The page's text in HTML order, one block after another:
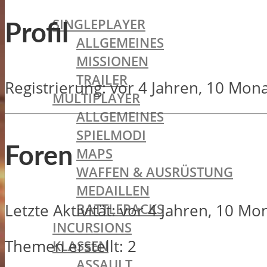
SINGLEPLAYER
ALLGEMEINES
MISSIONEN
TRAILER
MULTIPLAYER
ALLGEMEINES
SPIELMODI
MAPS
WAFFEN & AUSRÜSTUNG
MEDAILLEN
BATTLEPACKS
INCURSIONS
KLASSEN
Profil
Registrierung: vor 4 Jahren, 10
Foren
Letzte Aktivität: vor 4 Jahren, 10
Themen erstellt: 2